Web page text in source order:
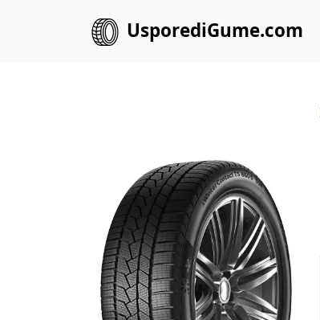
UsporediGume.com